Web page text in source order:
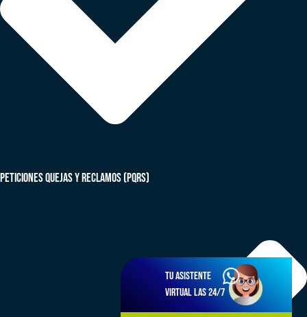
Tu asistente
virtual las 24/7
peticiones quejas y reclamos (PQRS)